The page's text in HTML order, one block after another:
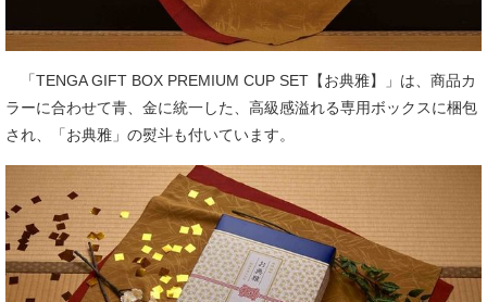
「TENGA GIFT BOX PREMIUM CUP SET【お典雅】」は、商品カ
ラーに合わせて青、金に統一した、高級感溢れる専用ボックスに梱包
され、「お典雅」の熨斗も付いています。